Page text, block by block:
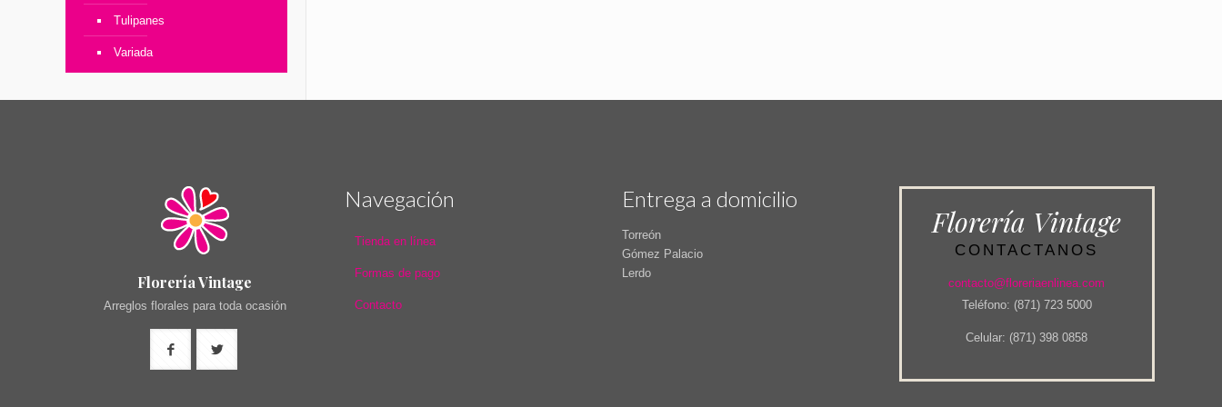
Tulipanes
Variada
Florería Vintage
Arreglos florales para toda ocasión
Navegación
Tienda en línea
Formas de pago
Contacto
Entrega a domicilio
Torreón
Gómez Palacio
Lerdo
Florería Vintage
CONTACTANOS
contacto@floreriaenlinea.com
Teléfono: (871) 723 5000
Celular: (871) 398 0858